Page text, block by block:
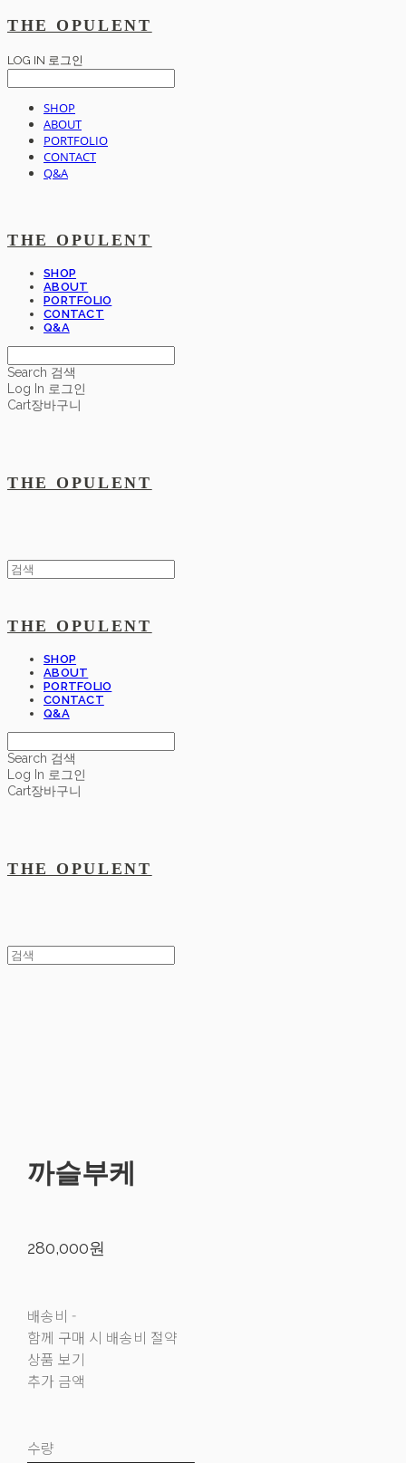
THE OPULENT
LOG IN 로그인
SHOP
ABOUT
PORTFOLIO
CONTACT
Q&A
THE OPULENT
SHOP
ABOUT
PORTFOLIO
CONTACT
Q&A
Search 검색
Log In 로그인
Cart장바구니
THE OPULENT
THE OPULENT
SHOP
ABOUT
PORTFOLIO
CONTACT
Q&A
Search 검색
Log In 로그인
Cart장바구니
THE OPULENT
까슬부케
280,000원
배송비 -
함께 구매 시 배송비 절약
상품 보기
추가 금액
수량